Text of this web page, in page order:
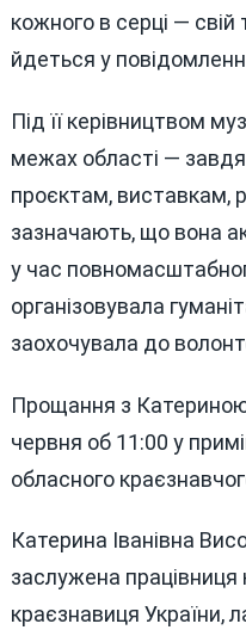
кожного в серці — свій
йдеться у
Під її керівництвом
межах області —
проєктам, виставкам,
зазначають, що вона
у час
організовувала
заохочувала до
Прощання з
червня об 11:00 у
обласного
Катерина Іванівна
заслужена працівниця
краєзнавиця України,